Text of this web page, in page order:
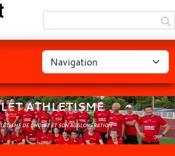
ATHLETISME
DE CHOLET ET SON AGGLOMÉRATION
cookies